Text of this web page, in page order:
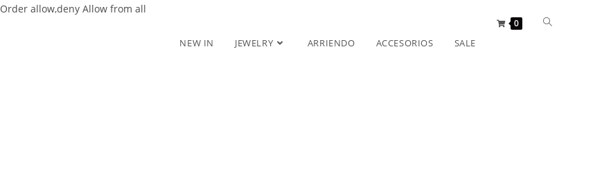
Order allow,deny Allow from all
NEW IN JEWELRY ARRIENDO ACCESORIOS SALE
0